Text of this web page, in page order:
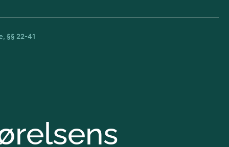
til bekendtgørelserne
Helpdesk
§§ 22-41